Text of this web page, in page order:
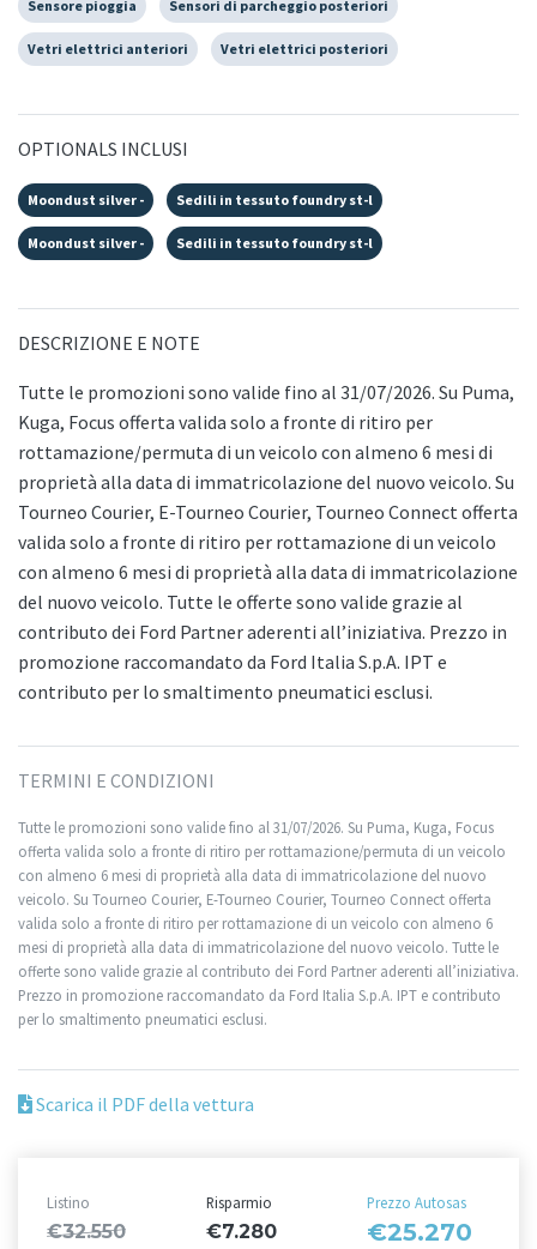
Sensore pioggia Sensori di parcheggio posteriori
Vetri elettrici anteriori Vetri elettrici posteriori
OPTIONALS INCLUSI
Moondust silver - Sedili in tessuto foundry st-l
Moondust silver - Sedili in tessuto foundry st-l
DESCRIZIONE E NOTE
Tutte le promozioni sono valide fino al 31/07/2026. Su Puma,
Kuga, Focus offerta valida solo a fronte di ritiro per
rottamazione/permuta di un veicolo con almeno 6 mesi di
proprietà alla data di immatricolazione del nuovo veicolo. Su
Tourneo Courier, E-Tourneo Courier, Tourneo Connect offerta
valida solo a fronte di ritiro per rottamazione di un veicolo
con almeno 6 mesi di proprietà alla data di immatricolazione
del nuovo veicolo. Tutte le offerte sono valide grazie al
contributo dei Ford Partner aderenti all’iniziativa. Prezzo in
promozione raccomandato da Ford Italia S.p.A. IPT e
contributo per lo smaltimento pneumatici esclusi.
TERMINI E CONDIZIONI
Tutte le promozioni sono valide fino al 31/07/2026. Su Puma, Kuga, Focus
offerta valida solo a fronte di ritiro per rottamazione/permuta di un veicolo
con almeno 6 mesi di proprietà alla data di immatricolazione del nuovo
veicolo. Su Tourneo Courier, E-Tourneo Courier, Tourneo Connect offerta
valida solo a fronte di ritiro per rottamazione di un veicolo con almeno 6
mesi di proprietà alla data di immatricolazione del nuovo veicolo. Tutte le
offerte sono valide grazie al contributo dei Ford Partner aderenti all’iniziativa.
Prezzo in promozione raccomandato da Ford Italia S.p.A. IPT e contributo
per lo smaltimento pneumatici esclusi.
Scarica il PDF della vettura
Listino
€32.550
Risparmio
€7.280
Prezzo Autosas
€25.270